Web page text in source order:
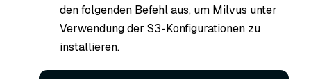
den folgenden Befehl aus, um Milvus unter
Verwendung der S3-Konfigurationen zu
installieren.